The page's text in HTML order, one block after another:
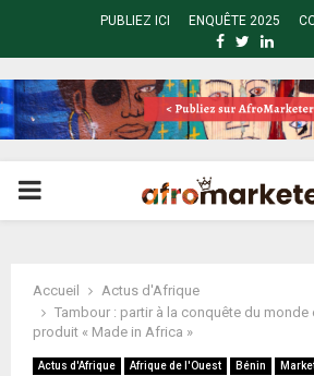
PUBLIEZ ICI ENQUÊTE 2025
FACEBOOK
TWITTER
PRIMARY
Accueil
Actus d'Afrique
Tambour : partir à la conquête du monde
produit « Made in Africa »
Actus d'Afrique Afrique de l'Ouest Bénin